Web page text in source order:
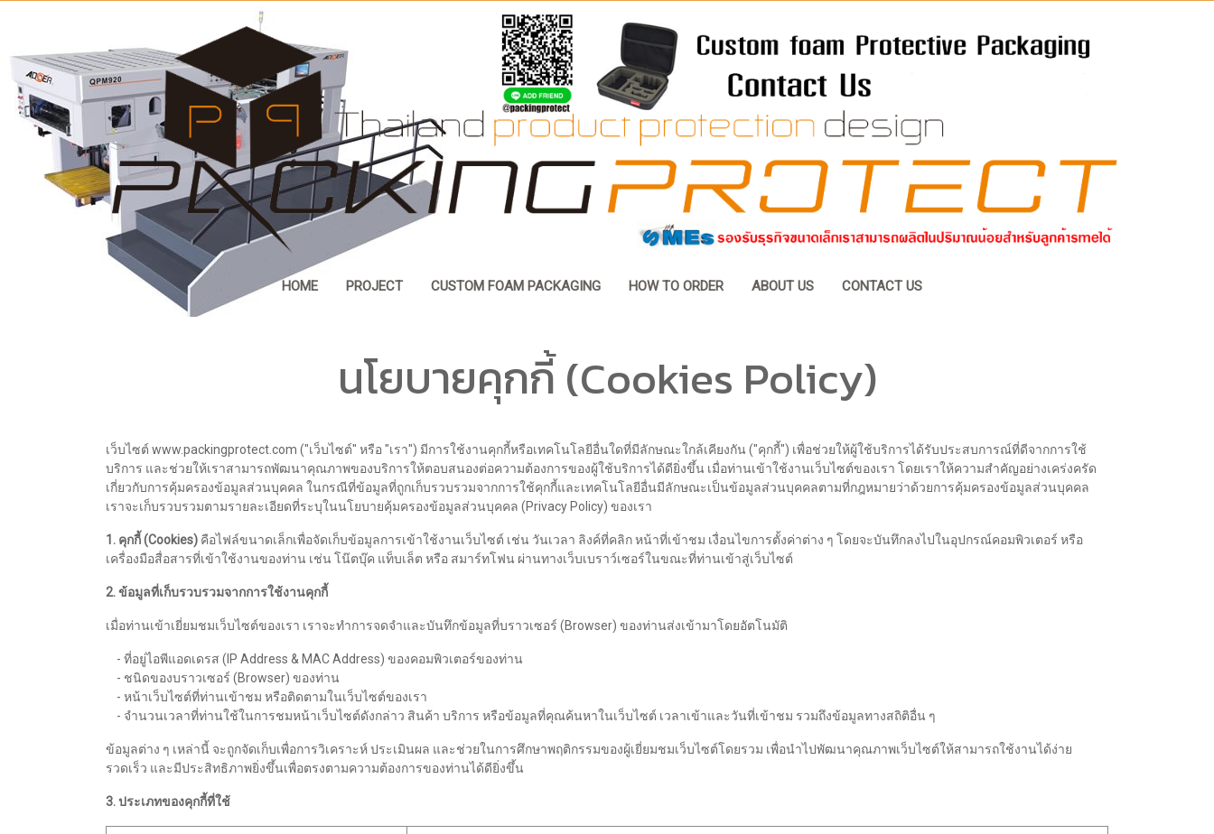
HOME PROJECT CUSTOM FOAM PACKAGING HOW TO ORDER ABOUT US CONTACT US
นโยบายคุกกี้ (Cookies Policy)
เว็บไซต์ www.packingprotect.com ("เว็บไซต์" หรือ "เรา") มีการใช้งานคุกกี้หรือเทคโนโลยีอื่นใดที่มีลักษณะใกล้เคียงกัน ("คุกกี้") เพื่อช่วยให้ผู้ใช้บริการได้รับประสบการณ์ที่ดีจากการใช้
บริการ และช่วยให้เราสามารถพัฒนาคุณภาพของบริการให้ตอบสนองต่อความต้องการของผู้ใช้บริการได้ดียิ่งขึ้น เมื่อท่านเข้าใช้งานเว็บไซต์ของเรา โดยเราให้ความสำคัญอย่างเคร่งครัด
เกี่ยวกับการคุ้มครองข้อมูลส่วนบุคคล ในกรณีที่ข้อมูลที่ถูกเก็บรวบรวมจากการใช้คุกกี้และเทคโนโลยีอื่นมีลักษณะเป็นข้อมูลส่วนบุคคลตามที่กฎหมายว่าด้วยการคุ้มครองข้อมูลส่วนบุคคล
เราจะเก็บรวบรวมตามรายละเอียดที่ระบุในนโยบายคุ้มครองข้อมูลส่วนบุคคล (Privacy Policy) ของเรา
1. คุกกี้ (Cookies) คือไฟล์ขนาดเล็กเพื่อจัดเก็บข้อมูลการเข้าใช้งานเว็บไซต์ เช่น วันเวลา ลิงค์ที่คลิก หน้าที่เข้าชม เงื่อนไขการตั้งค่าต่าง ๆ โดยจะบันทึกลงไปในอุปกรณ์คอมพิวเตอร์ หรือ
เครื่องมือสื่อสารที่เข้าใช้งานของท่าน เช่น โน๊ตบุ๊ค แท็บเล็ต หรือ สมาร์ทโฟน ผ่านทางเว็บเบราว์เซอร์ในขณะที่ท่านเข้าสู่เว็บไซต์
2. ข้อมูลที่เก็บรวบรวมจากการใช้งานคุกกี้
เมื่อท่านเข้าเยี่ยมชมเว็บไซต์ของเรา เราจะทำการจดจำและบันทึกข้อมูลที่บราวเซอร์ (Browser) ของท่านส่งเข้ามาโดยอัตโนมัติ
- ที่อยู่ไอพีแอดเดรส (IP Address & MAC Address) ของคอมพิวเตอร์ของท่าน
- ชนิดของบราวเซอร์ (Browser) ของท่าน
- หน้าเว็บไซต์ที่ท่านเข้าชม หรือติดตามในเว็บไซต์ของเรา
- จำนวนเวลาที่ท่านใช้ในการชมหน้าเว็บไซต์ดังกล่าว สินค้า บริการ หรือข้อมูลที่คุณค้นหาในเว็บไซต์ เวลาเข้าและวันที่เข้าชม รวมถึงข้อมูลทางสถิติอื่น ๆ
ข้อมูลต่าง ๆ เหล่านี้ จะถูกจัดเก็บเพื่อการวิเคราะห์ ประเมินผล และช่วยในการศึกษาพฤติกรรมของผู้เยี่ยมชมเว็บไซต์โดยรวม เพื่อนำไปพัฒนาคุณภาพเว็บไซต์ให้สามารถใช้งานได้ง่าย
รวดเร็ว และมีประสิทธิภาพยิ่งขึ้นเพื่อตรงตามความต้องการของท่านได้ดียิ่งขึ้น
3. ประเภทของคุกกี้ที่ใช้